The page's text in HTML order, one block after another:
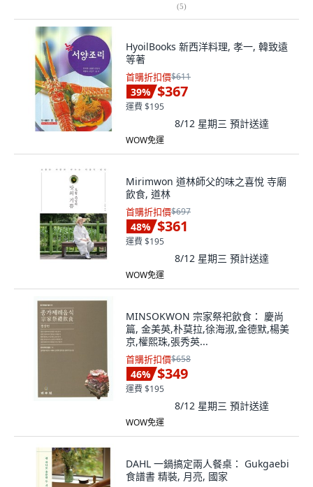
(5)
HyoilBooks 新西洋料理, 孝一, 韓致遠
等著
首購折扣價$611
39% $367
運費 $195
8/12 星期三 預計送達
WOW免運
Mirimwon 道林師父的味之喜悅 寺廟
飲食, 道林
首購折扣價$697
48% $361
運費 $195
8/12 星期三 預計送達
WOW免運
MINSOKWON 宗家祭祀飲食： 慶尚
篇, 金美英,朴莫拉,徐海淑,金德默,楊美
京,權熙珠,張秀英...
首購折扣價$658
46% $349
運費 $195
8/12 星期三 預計送達
WOW免運
DAHL 一鍋搞定兩人餐桌： Gukgaebi
食譜書 精裝, 月亮, 國家